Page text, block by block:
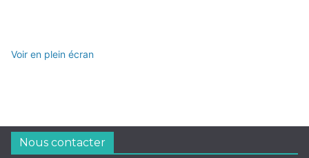
Voir en plein écran
Nous contacter